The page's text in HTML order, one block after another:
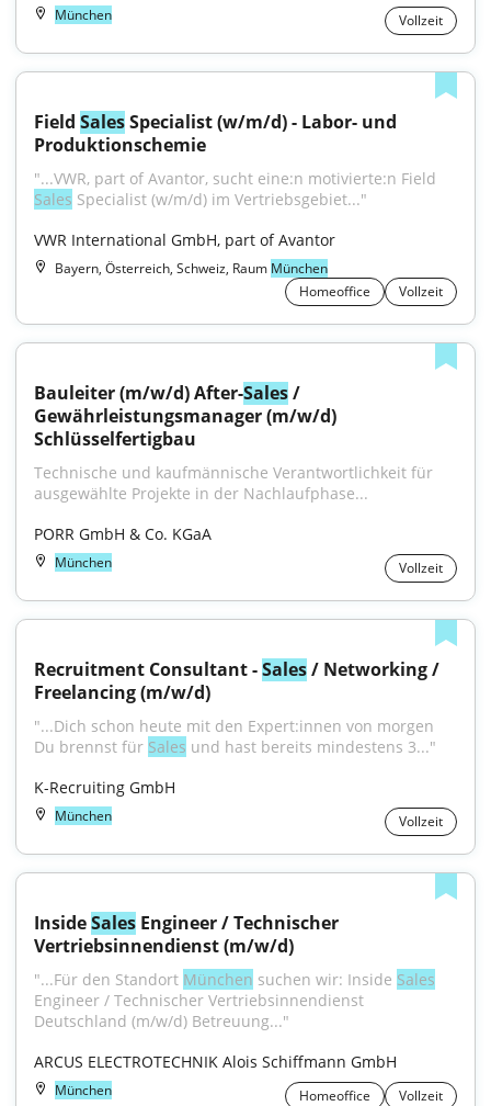
München Vollzeit
Field Sales Specialist (w/m/d) - Labor- und
Produktionschemie
Sales Specialist (w/m/d) im Vertriebsgebiet..."
VWR International GmbH, part of Avantor
Bayern, Österreich, Schweiz, Raum München
Homeoffice
Vollzeit
Bauleiter (m/w/d) After-Sales /
Gewährleistungsmanager (m/w/d)
Schlüsselfertigbau
Technische und kaufmännische Verantwortlichkeit für
ausgewählte Projekte in der Nachlaufphase...
PORR GmbH & Co. KGaA
München Vollzeit
Recruitment Consultant - Sales / Networking /
Freelancing (m/w/d)
"...Dich schon heute mit den Expert:innen von morgen
Du brennst für Sales und hast bereits mindestens 3..."
K-Recruiting GmbH
München Vollzeit
Inside Sales Engineer / Technischer
Vertriebsinnendienst (m/w/d)
"...Für den Standort München suchen wir: Inside Sales
Engineer / Technischer Vertriebsinnendienst
Deutschland (m/w/d) Betreuung..."
ARCUS ELECTROTECHNIK Alois Schiffmann GmbH
München Homeoffice Vollzeit